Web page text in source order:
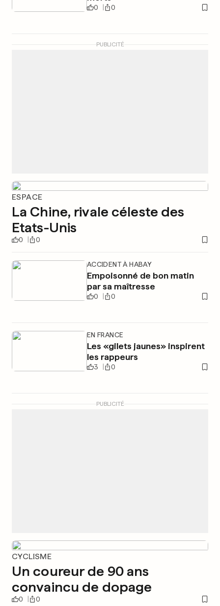
0 0
PUBLICITÉ
ESPACE
La Chine, rivale céleste des
Etats-Unis
0 0
ACCIDENT À HABAY
Empoisonné de bon matin
par sa maîtresse
0 0
EN FRANCE
Les «gilets jaunes» inspirent
les rappeurs
3 0
PUBLICITÉ
CYCLISME
Un coureur de 90 ans
convaincu de dopage
0 0